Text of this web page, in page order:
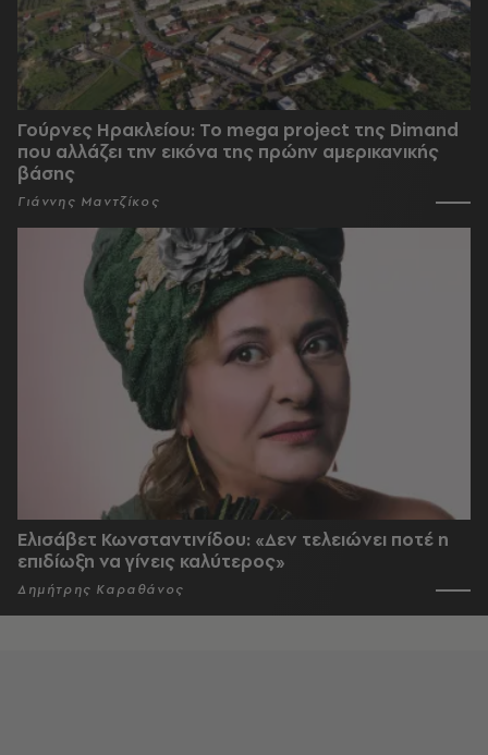
Γούρνες Ηρακλείου: To mega project της Dimand
που αλλάζει την εικόνα της πρώην αμερικανικής
βάσης
Γιάννης Μαντζίκος
Ελισάβετ Κωνσταντινίδου: «Δεν τελειώνει ποτέ η
επιδίωξη να γίνεις καλύτερος»
Δημήτρης Καραθάνος